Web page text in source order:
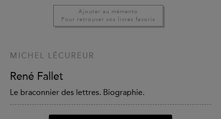
Ajouter au mémento
Pour retrouver vos livres favoris
MICHEL LÉCUREUR
René Fallet
Le braconnier des lettres. Biographie.